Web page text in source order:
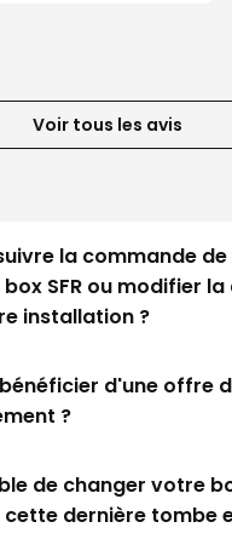
Voir tous les avis
la commande
SFR ou modifier
installation ?
d'une offre
?
de changer votre
dernière tombe